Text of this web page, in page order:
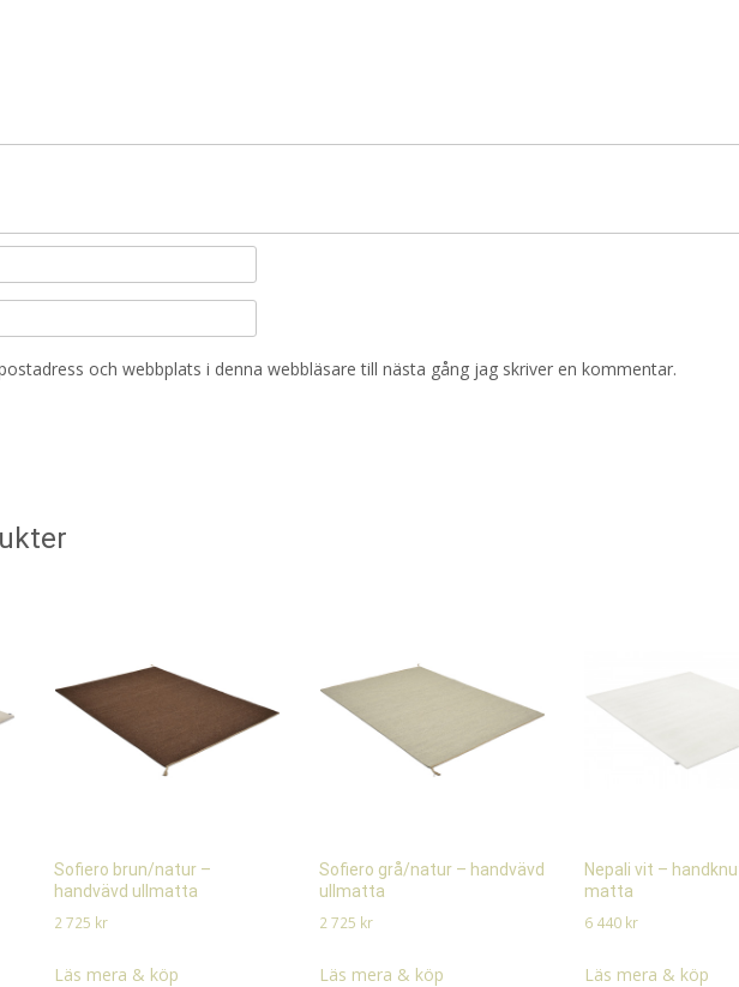
och webbplats i denna webbläsare till nästa gång jag skriver en kommentar.
Sofiero brun/natur –
handvävd ullmatta
2 725 kr
Läs mera & köp
Sofiero grå/natur – handvävd
ullmatta
2 725 kr
Läs mera & köp
Nepali vit –
matta
6 440 kr
Läs mera & köp